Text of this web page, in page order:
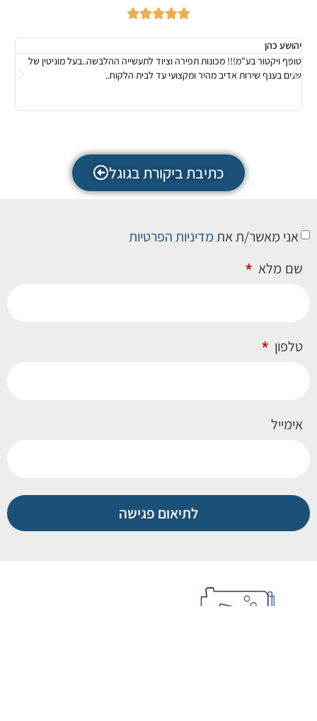





יהושע כהן
טופף ויקטור בע"מ!!! מכונות תפירה וציוד לתעשייה ההלבשה..בעל מוניטין של
שנים בענף שירות אדיב מהיר ומקצועי עד לבית הלקוח..
כתיבת ביקורת בגוגל
אני מאשר/ת אתמדיניות הפרטיות
שם מלא
טלפון
אימייל
לתיאום פגישה